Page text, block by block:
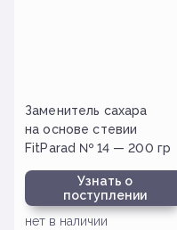
Заменитель сахара
на основе стевии
FitParad № 14 — 200 гр
Узнать о
поступлении
нет в наличии